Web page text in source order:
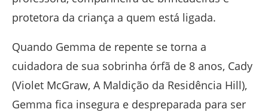
protetora da criança a quem está ligada.
Quando Gemma de repente se torna a
cuidadora de sua sobrinha órfã de 8 anos, Cady
(Violet McGraw, A Maldição da Residência Hill),
Gemma fica insegura e despreparada para ser